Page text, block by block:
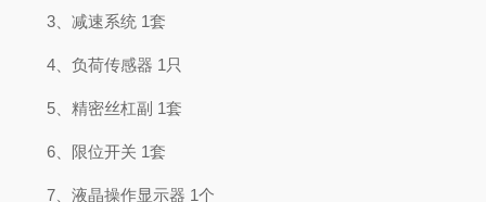
3、减速系统 1套
4、负荷传感器 1只
5、精密丝杠副 1套
6、限位开关 1套
7、液晶操作显示器 1个